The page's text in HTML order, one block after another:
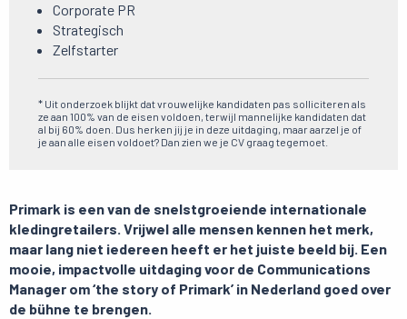
Corporate PR
Strategisch
Zelfstarter
* Uit onderzoek blijkt dat vrouwelijke kandidaten pas solliciteren als
ze aan 100% van de eisen voldoen, terwijl mannelijke kandidaten dat
al bij 60% doen. Dus herken jij je in deze uitdaging, maar aarzel je of
je aan alle eisen voldoet? Dan zien we je CV graag tegemoet.
Primark is een van de snelstgroeiende internationale
kledingretailers. Vrijwel alle mensen kennen het merk,
maar lang niet iedereen heeft er het juiste beeld bij. Een
mooie, impactvolle uitdaging voor de Communications
Manager om ‘the story of Primark’ in Nederland goed over
de bühne te brengen.